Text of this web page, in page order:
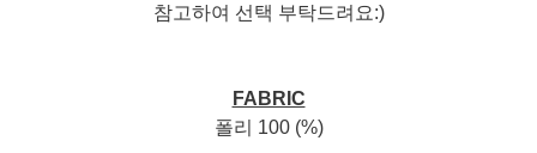
참고하여 선택 부탁드려요:)
FABRIC
폴리 100 (%)